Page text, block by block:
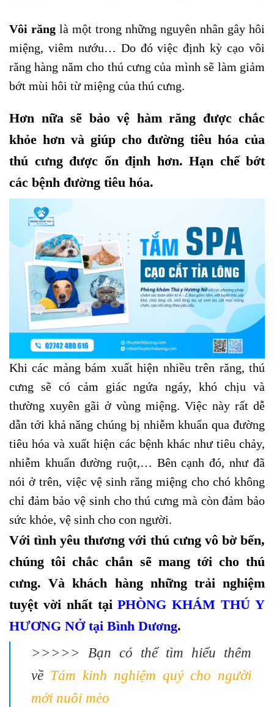
Vôi răng là một trong những nguyên nhân gây hôi
miệng, viêm nướu… Do đó việc định kỳ cạo vôi
răng hàng năm cho thú cưng của mình sẽ làm giảm
bớt mùi hôi từ miệng của thú cưng.
Hơn nữa sẽ bảo vệ hàm răng được chắc
khỏe hơn và giúp cho đường tiêu hóa của
thú cưng được ổn định hơn. Hạn chế bớt
các bệnh đường tiêu hóa.
Khi các mảng bám xuất hiện nhiều trên răng, thú
cưng sẽ có cảm giác ngứa ngáy, khó chịu và
thường xuyên gãi ở vùng miệng. Việc này rất dễ
dẫn tới khả năng chúng bị nhiễm khuẩn qua đường
tiêu hóa và xuất hiện các bệnh khác như tiêu chảy,
nhiễm khuẩn đường ruột,… Bên cạnh đó, như đã
nói ở trên, việc vệ sinh răng miệng cho chó không
chỉ đảm bảo vệ sinh cho thú cưng mà còn đảm bảo
sức khỏe, vệ sinh cho con người.
Với tình yêu thương với thú cưng vô bờ bến,
chúng tôi chắc chắn sẽ mang tới cho thú
cưng. Và khách hàng những trải nghiệm
tuyệt vời nhất tạiPHÒNG KHÁM THÚ Y
HƯƠNG NỞtại Bình Dương.
>>>>> Bạn có thể tìm hiểu thêm
về Tám kinh nghiệm quý cho người
mới nuôi mèo